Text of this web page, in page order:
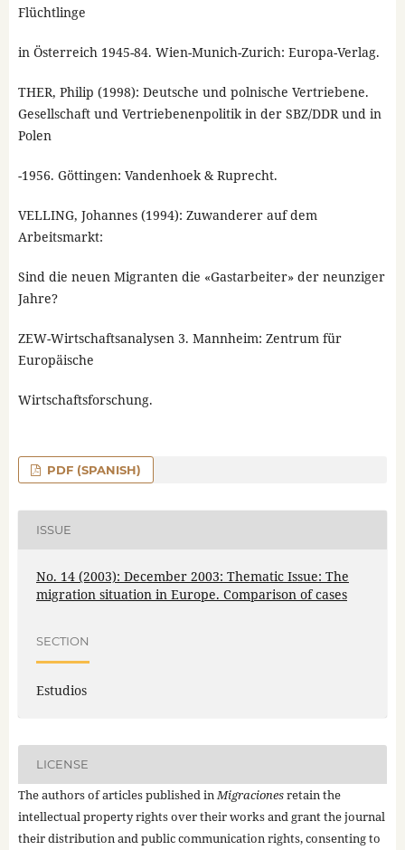
Flüchtlinge
in Österreich 1945-84. Wien-Munich-Zurich: Europa-Verlag.
THER, Philip (1998): Deutsche und polnische Vertriebene.
Gesellschaft und Vertriebenenpolitik in der SBZ/DDR und in
Polen
-1956. Göttingen: Vandenhoek & Ruprecht.
VELLING, Johannes (1994): Zuwanderer auf dem
Arbeitsmarkt:
Sind die neuen Migranten die «Gastarbeiter» der neunziger
Jahre?
ZEW-Wirtschaftsanalysen 3. Mannheim: Zentrum für
Europäische
Wirtschaftsforschung.
PDF (SPANISH)
ISSUE
No. 14 (2003): December 2003: Thematic Issue: The
migration situation in Europe. Comparison of cases
SECTION
Estudios
LICENSE
The authors of articles published inMigracionesretain the
intellectual property rights over their works and grant the journal
their distribution and public communication rights, consenting to